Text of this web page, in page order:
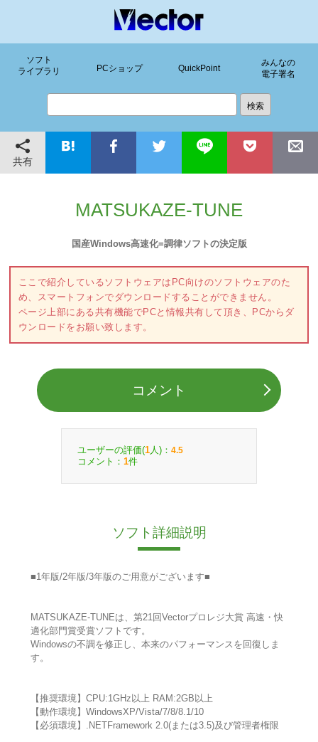
ソフト
ライブラリ
PCショップ QuickPoint
みんなの
電子署名
共有
MATSUKAZE-TUNE
国産Windows高速化=調律ソフトの決定版
ここで紹介しているソフトウェアはPC向けのソフトウェアのた
め、スマートフォンでダウンロードすることができません。
ページ上部にある共有機能でPCと情報共有して頂き、PCからダ
ウンロードをお願い致します。
コメント
ユーザーの評価(1 人)： 4.5
コメント： 1件
ソフト詳細説明
■1年版/2年版/3年版のご用意がございます■
MATSUKAZE-TUNEは、第21回Vectorプロレジ大賞 高速・快
適化部門賞受賞ソフトです。
Windowsの不調を修正し、本来のパフォーマンスを回復しま
す。
【推奨環境】CPU:1GHz以上 RAM:2GB以上
【動作環境】WindowsXP/Vista/7/8/8.1/10
【必須環境】.NETFramework 2.0(または3.5)及び管理者権限